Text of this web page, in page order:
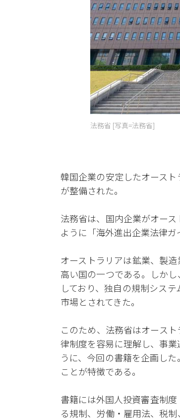
法務省 [写真=法務省]
韓国企業の安定したオース
が整備された。
法務省は、国内企業がオー
ように「海外進出企業法律ガ
オーストラリアは鉱業、製
高い国の一つである。しか
しており、独自の規制シス
市場とされてきた。
このため、法務省はオース
律制度を容易に理解し、事
うに、今回の書籍を企画し
ことが特徴である。
書籍には外国人投資審査制
る規制、労働・雇用法、税